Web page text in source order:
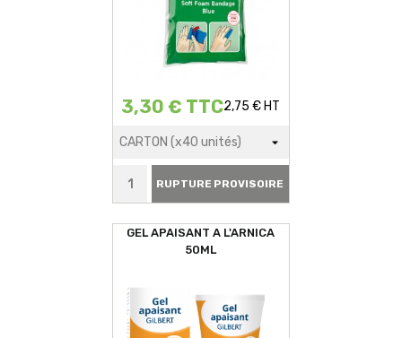
3,30 € TTC2,75 € HT
RUPTURE PROVISOIRE
GEL APAISANT A L'ARNICA
50ML